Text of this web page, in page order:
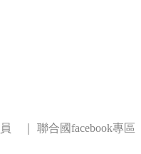
｜ 聯合國facebook專區